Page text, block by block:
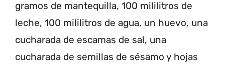
gramos de mantequilla, 100 mililitros de
leche, 100 mililitros de agua, un huevo, una
cucharada de escamas de sal, una
cucharada de semillas de sésamo y hojas